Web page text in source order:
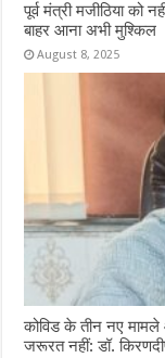
पूर्व मंत्री मजीठिया को
बाहर आना अभी मुश्किल
August 8, 2025
कोविड के तीन नए
जरूरत नहीं: डॉ.